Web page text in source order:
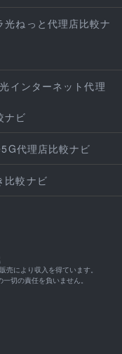
光ねっと代理店比較ナ
インターネット代理
ナビ
代理店比較ナビ
比較ナビ
売により収入を得ています。
切の責任を負いません。